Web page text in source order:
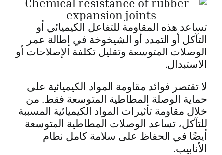
تساعد هذه المقاومة للتفاعل الكيميائي أو
التآكل أو التمدد أو الشيخوخة في إطالة عمر
الوصلات المتوسعة وتقليل تكلفة الإصلاحات أو
الاستبدال.
لا تقتصر فوائد مقاومة المواد الكيميائية على
حماية الوصلة المطاطية المتوسعة فقط. من
خلال مقاومة تأثيرات المواد الكيميائية المسببة
للتآكل، تساعد الوصلات المطاطية المتوسعة
أيضًا في الحفاظ على سلامة كامل نظام
الأنابيب.